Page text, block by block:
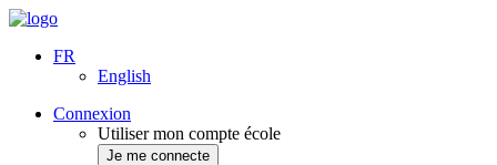
FR
English
Connexion
Utiliser mon compte école
Je me connecte